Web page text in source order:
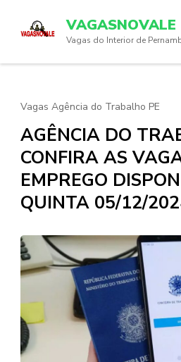
(Press
VAGASNOVALE
Vagas do Interior de
Vagas Agência do Trabalho PE
AGÊNCIA DO
CONFIRA AS
EMPREGO
QUINTA 05/12/